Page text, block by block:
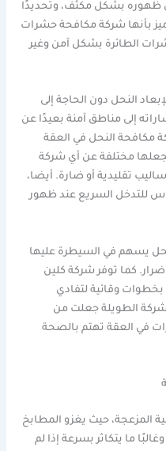
ظهوره بشكل مكثف، وتحديدًا
بأنها شركة مكافحة حشرات
الطائرة بشكل آمن وغير
النحل دون الحاجة إلى
إلى مناطق آمنة بعيدًا عن
مكافحة النحل في العقة
يجعلها مختلفة عن أي شركة
تقليدية أو ضارة. أيضا،
للتدخل السريع عند ظهور
يسهم في السيطرة عليها
كما توفر شركة كلين
وقائية لتفادي
الطويلة جعلت من
في العقة تهتم بالصحة
المزعجة، حيث يغزو المطابخ
ما يتكاثر بسرعة إذا لم